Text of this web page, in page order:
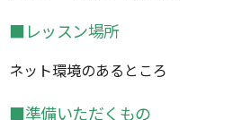
■レッスン場所
ネット環境のあるところ
■準備いただくもの